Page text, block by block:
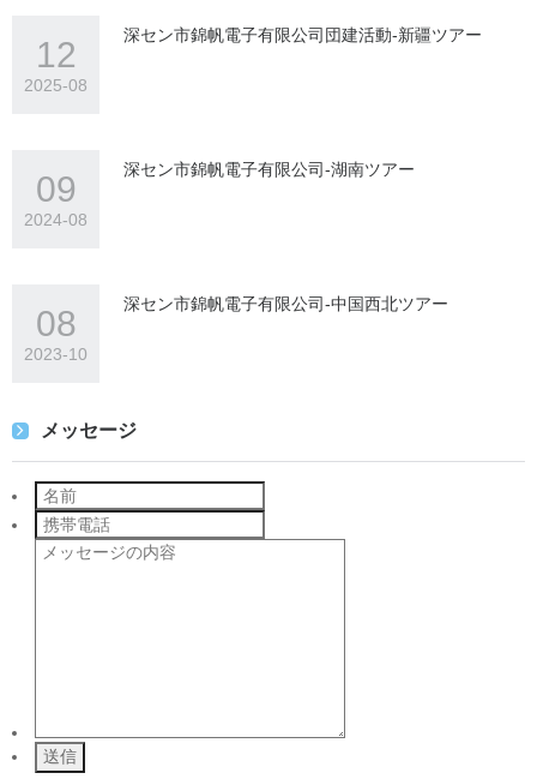
12
2025-08
深セン市錦帆電子有限公司団建活動-新疆ツアー
09
2024-08
深セン市錦帆電子有限公司-湖南ツアー
08
2023-10
深セン市錦帆電子有限公司-中国西北ツアー
メッセージ